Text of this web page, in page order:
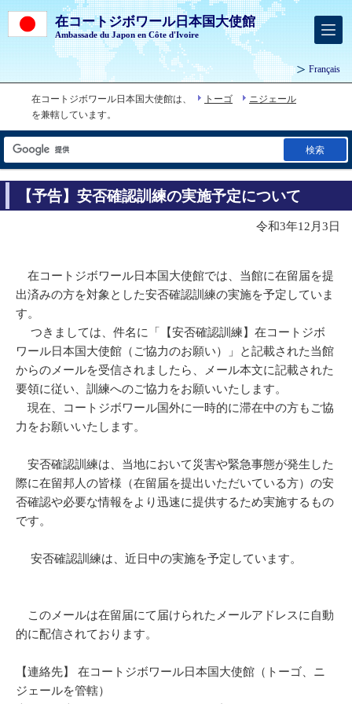
在コートジボワール日本国大使館
Ambassade du Japon en Côte d'Ivoire
Français
在コートジボワール日本国大使館は、 トーゴ
ニジェール
を兼轄しています。
検索
【予告】安否確認訓練の実施予定について
令和3年12月3日
在コートジボワール日本国大使館では、当館に在留届を提
出済みの方を対象とした安否確認訓練の実施を予定していま
す。
つきましては、件名に「【安否確認訓練】在コートジボ
ワール日本国大使館（ご協力のお願い）」と記載された当館
からのメールを受信されましたら、メール本文に記載された
要領に従い、訓練へのご協力をお願いいたします。
現在、コートジボワール国外に一時的に滞在中の方もご協
力をお願いいたします。
安否確認訓練は、当地において災害や緊急事態が発生した
際に在留邦人の皆様（在留届を提出いただいている方）の安
否確認や必要な情報をより迅速に提供するため実施するもの
です。
安否確認訓練は、近日中の実施を予定しています。
このメールは在留届にて届けられたメールアドレスに自動
的に配信されております。
【連絡先】 在コートジボワール日本国大使館（トーゴ、ニ
ジェールを管轄）